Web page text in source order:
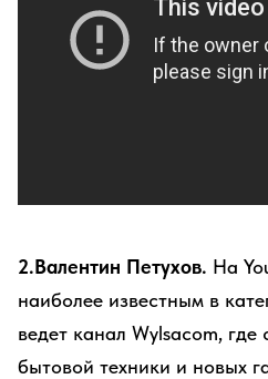
2.Валентин Петухов. На
наиболее известным в
ведет канал Wylsacom,
бытовой техники и новых